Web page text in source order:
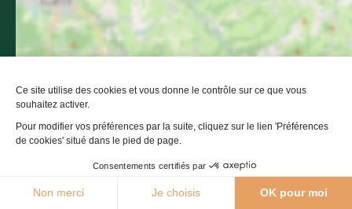
25°C Agenda Webcams Brochures
Contactez-nous
Billetterie
Ce site utilise des cookies et vous donne le contrôle sur ce que vous
souhaitez activer.
Pour modifier vos préférences par la suite, cliquez sur le lien 'Préférences
de cookies' situé dans le pied de page.
Consentements certifiés par
Non merci Je choisis OK pour moi